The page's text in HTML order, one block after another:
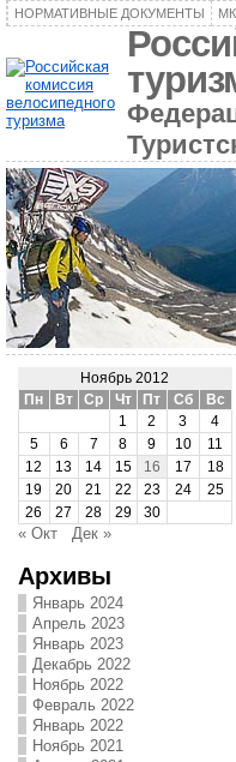
НОРМАТИВНЫЕ ДОКУМЕНТЫ
Ноябрь 2012
Пн
Вт Ср Чт Пт Сб
Вс
1
2 3
4
5
6 7 8 9 10
11
12
13 14 15 16 17
18
19
20 21 22 23 24
25
26
27 28 29 30
« Окт Дек »
Архивы
Январь 2024
Апрель 2023
Январь 2023
Декабрь 2022
Ноябрь 2022
Февраль 2022
Январь 2022
Ноябрь 2021